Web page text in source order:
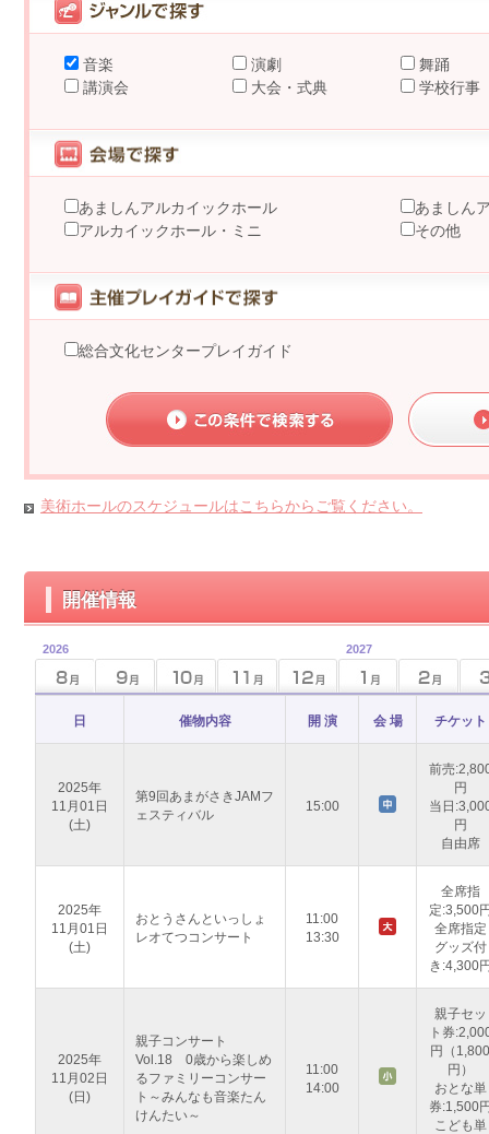
音楽 演劇
舞踊
講演会
大会・式典 学校行事
あましんアルカイックホール
あましん
アルカイックホール・ミニ
その他
総合文化センタープレイガイド
美術ホールのスケジュールはこちらからご覧ください。
開催情報
2026 2027
日 催物内容 開 演 会 場 チケット
2025年
11月01日
(土)
第9回あまがさきJAMフ
ェスティバル
15:00
前売
円
当日
円
自由席
2025年
11月01日
(土)
おとうさんといっしょ
レオてつコンサート
11:00
13:30
全席指
定:3,500
全席指定
グッズ付
き:4,300
2025年
11月02日
(日)
親子コンサート
Vol.18 0歳から楽しめ
るファミリーコンサー
ト～みんなも音楽たん
けんたい～
11:00
14:00
親子セッ
ト券
円（1,800
円）
おとな単
券:1,500
こども単